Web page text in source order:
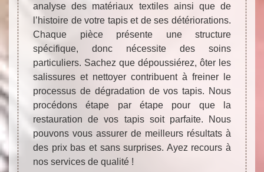
analyse des matériaux textiles ainsi que de
l’histoire de votre tapis et de ses détériorations.
Chaque pièce présente une structure
spécifique, donc nécessite des soins
particuliers. Sachez que dépoussiérez, ôter les
salissures et nettoyer contribuent à freiner le
processus de dégradation de vos tapis. Nous
procédons étape par étape pour que la
restauration de vos tapis soit parfaite. Nous
pouvons vous assurer de meilleurs résultats à
des prix bas et sans surprises. Ayez recours à
nos services de qualité !